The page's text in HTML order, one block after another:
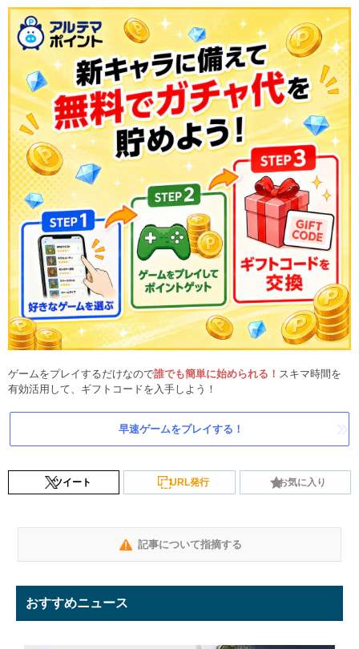
ゲームをプレイするだけなので誰でも簡単に始められる！ スキマ時間を
有効活用して、ギフトコードを入手しよう！
早速ゲームをプレイする！
ツイート URL発行 お気に入り
記事について指摘する
おすすめニュース